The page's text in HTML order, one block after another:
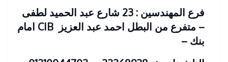
فرع المهندسين : 23 شارع عبد الحميد لطفى
– متفرع من البطل احمد عبد العزيز
CIB امام
بنك –